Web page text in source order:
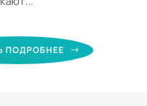
ПОДРОБНЕЕ